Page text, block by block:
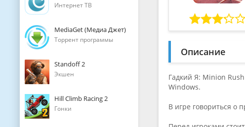
Интернет ТВ
MediaGet (Медиа Джет)
Торрент программы
Standoff 2
Экшен
Hill Climb Racing 2
Гонки
Описание
Гадкий Я: Minion
Windows.
В игре говориться о